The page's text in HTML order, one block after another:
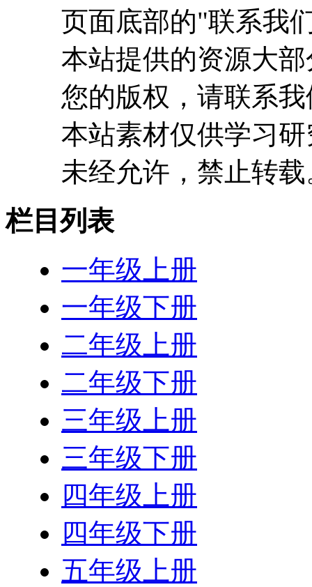
页面底部的"联系我
本站提供的资源大
您的版权，请联系
本站素材仅供学习
未经允许，禁止转载
栏目列表
一年级上册
一年级下册
二年级上册
二年级下册
三年级上册
三年级下册
四年级上册
四年级下册
五年级上册